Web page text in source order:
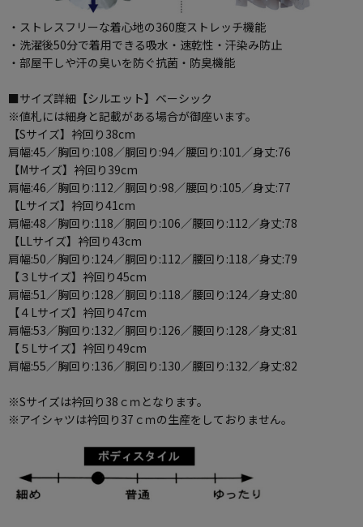
・ストレスフリーな着心地の360度ストレッチ機能
・洗濯後50分で着用できる吸水・速乾性・汗染み防止
・部屋干しや汗の臭いを防ぐ抗菌・防臭機能
■サイズ詳細【シルエット】ベーシック
※値札には細身と記載がある場合が御座います。
【Sサイズ】衿回り38cm
肩幅:45／胸回り:108／胴回り:94／腰回り:101／身丈:76
【Mサイズ】衿回り39cm
肩幅:46／胸回り:112／胴回り:98／腰回り:105／身丈:77
【Lサイズ】衿回り41cm
肩幅:48／胸回り:118／胴回り:106／腰回り:112／身丈:78
【LLサイズ】衿回り43cm
肩幅:50／胸回り:124／胴回り:112／腰回り:118／身丈:79
【３Lサイズ】衿回り45cm
肩幅:51／胸回り:128／胴回り:118／腰回り:124／身丈:80
【４Lサイズ】衿回り47cm
肩幅:53／胸回り:132／胴回り:126／腰回り:128／身丈:81
【５Lサイズ】衿回り49cm
肩幅:55／胸回り:136／胴回り:130／腰回り:132／身丈:82
※Sサイズは衿回り38ｃｍとなります。
※アイシャツは衿回り37ｃｍの生産をしておりません。